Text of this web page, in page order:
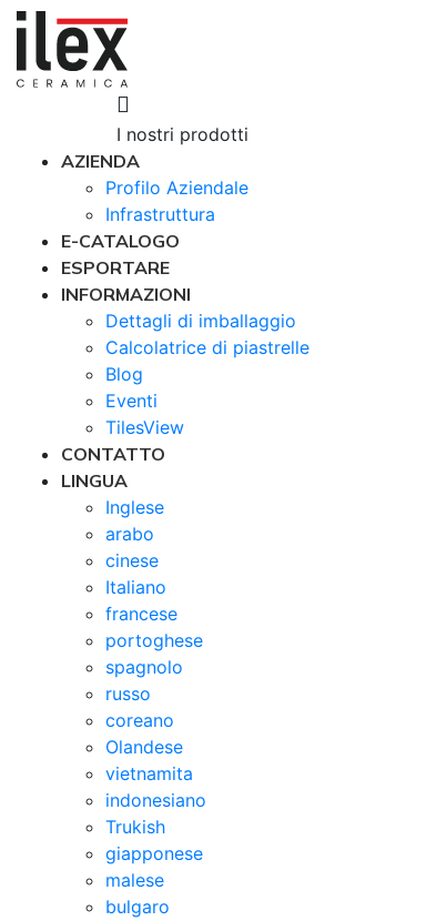
I nostri prodotti
AZIENDA
Profilo Aziendale
Infrastruttura
E-CATALOGO
ESPORTARE
INFORMAZIONI
Dettagli di imballaggio
Calcolatrice di piastrelle
Blog
Eventi
TilesView
CONTATTO
LINGUA
Inglese
arabo
cinese
Italiano
francese
portoghese
spagnolo
russo
coreano
Olandese
vietnamita
indonesiano
Trukish
giapponese
malese
bulgaro